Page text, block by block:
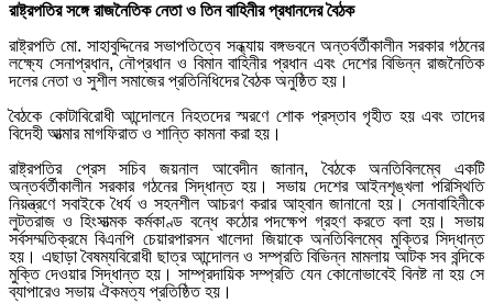
রাষ্ট্রপতির সঙ্গে রাজনৈতিক নেতা ও তিন বাহিনীর প্রধানদের বৈঠক
রাষ্ট্রপতি মো. সাহাবুদ্দিনের সভাপতিত্বে সন্ধ্যায় বঙ্গভবনে অন্তর্বর্তীকালীন সরকার গঠনের
লক্ষ্যে সেনাপ্রধান, নৌপ্রধান ও বিমান বাহিনীর প্রধান এবং দেশের বিভিন্ন রাজনৈতিক
দলের নেতা ও সুশীল সমাজের প্রতিনিধিদের বৈঠক অনুষ্ঠিত হয়।
বৈঠকে কোটাবিরোধী আন্দোলনে নিহতদের স্মরণে শোক প্রস্তাব গৃহীত হয় এবং তাদের
বিদেহী আত্মার মাগফিরাত ও শান্তি কামনা করা হয়।
রাষ্ট্রপতির প্রেস সচিব জয়নাল আবেদীন জানান, বৈঠকে অনতিবিলম্বে একটি
অন্তর্বর্তীকালীন সরকার গঠনের সিদ্ধান্ত হয়। সভায় দেশের আইনশৃঙ্খলা পরিস্থিতি
নিয়ন্ত্রণে সবাইকে ধৈর্য ও সহনশীল আচরণ করার আহ্বান জানানো হয়। সেনাবাহিনীকে
লুটতরাজ ও হিংসাত্মক কর্মকাণ্ড বন্ধে কঠোর পদক্ষেপ গ্রহণ করতে বলা হয়। সভায়
সর্বসম্মতিক্রমে বিএনপি চেয়ারপারসন খালেদা জিয়াকে অনতিবিলম্বে মুক্তির সিদ্ধান্ত
হয়। এছাড়া বৈষম্যবিরোধী ছাত্র আন্দোলন ও সম্প্রতি বিভিন্ন মামলায় আটক সব বন্দিকে
মুক্তি দেওয়ার সিদ্ধান্ত হয়। সাম্প্রদায়িক সম্প্রতি যেন কোনোভাবেই বিনষ্ট না হয় সে
ব্যাপারেও সভায় ঐকমত্য প্রতিষ্ঠিত হয়।